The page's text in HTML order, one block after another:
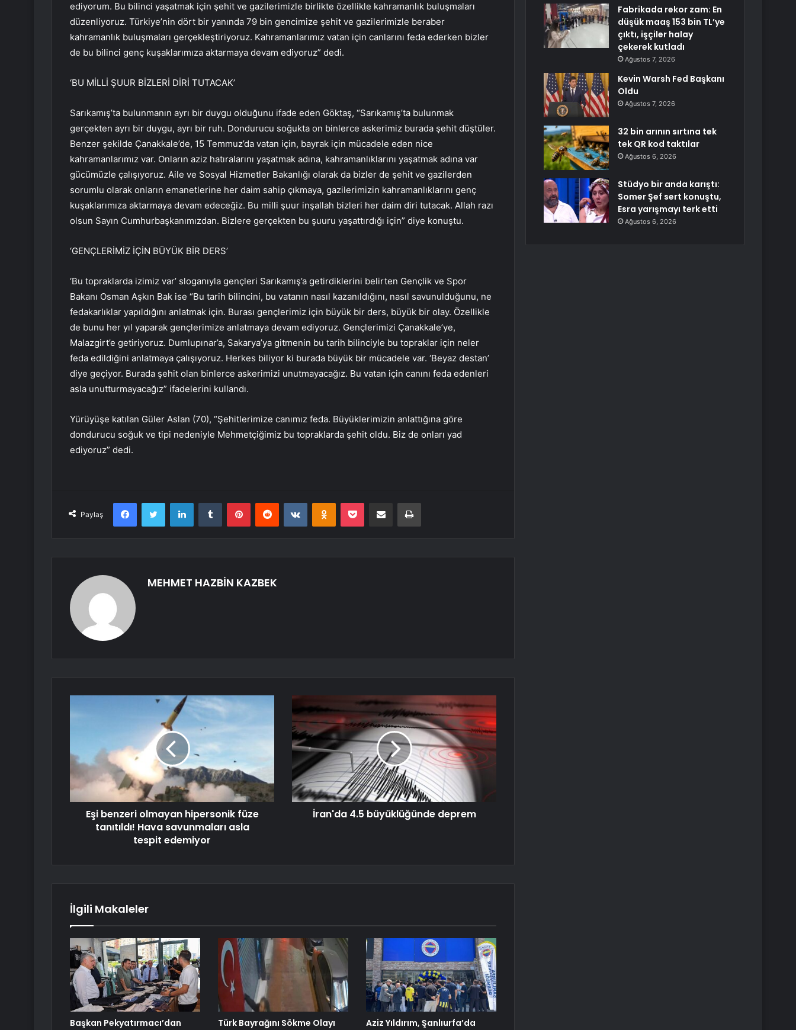
ediyorum. Bu bilinci yaşatmak için şehit ve gazilerimizle birlikte özellikle kahramanlık buluşmaları
düzenliyoruz. Türkiye’nin dört bir yanında 79 bin gencimize şehit ve gazilerimizle beraber
kahramanlık buluşmaları gerçekleştiriyoruz. Kahramanlarımız vatan için canlarını feda ederken bizler
de bu bilinci genç kuşaklarımıza aktarmaya devam ediyoruz” dedi.
‘BU MİLLİ ŞUUR BİZLERİ DİRİ TUTACAK’
Sarıkamış’ta bulunmanın ayrı bir duygu olduğunu ifade eden Göktaş, “Sarıkamış’ta bulunmak
gerçekten ayrı bir duygu, ayrı bir ruh. Dondurucu soğukta on binlerce askerimiz burada şehit düştüler.
Benzer şekilde Çanakkale’de, 15 Temmuz’da vatan için, bayrak için mücadele eden nice
kahramanlarımız var. Onların aziz hatıralarını yaşatmak adına, kahramanlıklarını yaşatmak adına var
gücümüzle çalışıyoruz. Aile ve Sosyal Hizmetler Bakanlığı olarak da bizler de şehit ve gazilerden
sorumlu olarak onların emanetlerine her daim sahip çıkmaya, gazilerimizin kahramanlıklarını genç
kuşaklarımıza aktarmaya devam edeceğiz. Bu milli şuur inşallah bizleri her daim diri tutacak. Allah razı
olsun Sayın Cumhurbaşkanımızdan. Bizlere gerçekten bu şuuru yaşattırdığı için” diye konuştu.
‘GENÇLERİMİZ İÇİN BÜYÜK BİR DERS’
‘Bu topraklarda izimiz var’ sloganıyla gençleri Sarıkamış’a getirdiklerini belirten Gençlik ve Spor
Bakanı Osman Aşkın Bak ise “Bu tarih bilincini, bu vatanın nasıl kazanıldığını, nasıl savunulduğunu, ne
fedakarlıklar yapıldığını anlatmak için. Burası gençlerimiz için büyük bir ders, büyük bir olay. Özellikle
de bunu her yıl yaparak gençlerimize anlatmaya devam ediyoruz. Gençlerimizi Çanakkale’ye,
Malazgirt’e getiriyoruz. Dumlupınar’a, Sakarya’ya gitmenin bu tarih bilinciyle bu topraklar için neler
feda edildiğini anlatmaya çalışıyoruz. Herkes biliyor ki burada büyük bir mücadele var. ‘Beyaz destan’
diye geçiyor. Burada şehit olan binlerce askerimizi unutmayacağız. Bu vatan için canını feda edenleri
asla unutturmayacağız” ifadelerini kullandı.
Yürüyüşe katılan Güler Aslan (70), “Şehitlerimize canımız feda. Büyüklerimizin anlattığına göre
dondurucu soğuk ve tipi nedeniyle Mehmetçiğimiz bu topraklarda şehit oldu. Biz de onları yad
ediyoruz” dedi.
Paylaş
FacebookTwitter LinkedInTumblr PinterestReddit VKontakteOdnoklassniki
Pocket E-Posta ile paylaş Yazdır
MEHMET HAZBİN KAZBEK
Eşi benzeri olmayan hipersonik füze
tanıtıldı! Hava savunmaları asla
tespit edemiyor
İran'da 4.5 büyüklüğünde deprem
İlgili Makaleler
Başkan Pekyatırmacı’dan
Türk Bayrağını Sökme Olayı
Aziz Yıldırım, Şanlıurfa’da
Fabrikada rekor zam: En
düşük maaş 153 bin TL’ye
çıktı, işçiler halay
çekerek kutladı
Ağustos 7, 2026
Kevin Warsh Fed Başkanı
Oldu
Ağustos 7, 2026
32 bin arının sırtına tek
tek QR kod taktılar
Ağustos 6, 2026
Stüdyo bir anda karıştı:
Somer Şef sert konuştu,
Esra yarışmayı terk etti
Ağustos 6, 2026